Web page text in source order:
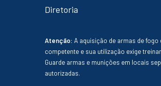
Diretoria
Atenção: A aquisição de armas de
competente e sua utilização exige
Guarde armas e munições em locais
autorizadas.